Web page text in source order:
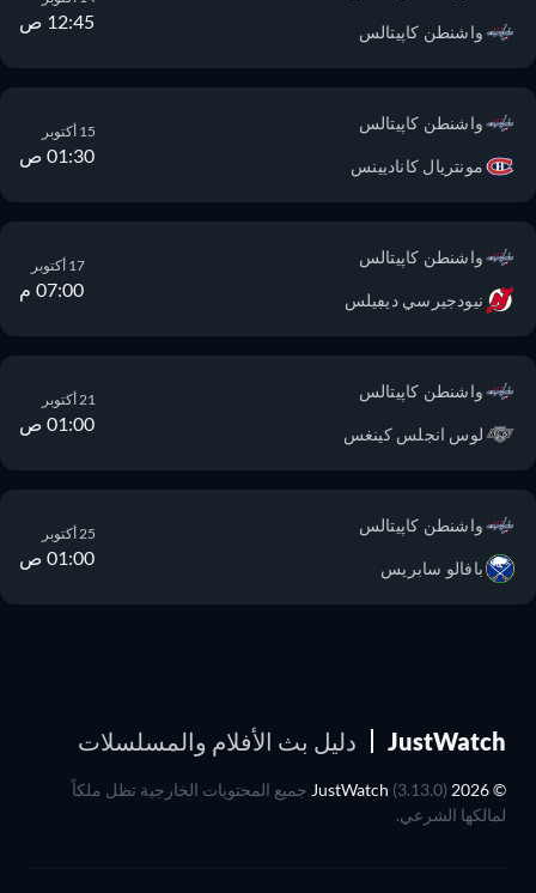
واشنطن كاپيتالس 12:45 ص
واشنطن كاپيتالس
مونتريال كاناديينس 01:30 ص
واشنطن كاپيتالس
نيودجيرسي ديڢيلس 07:00 م
واشنطن كاپيتالس
لوس انجلس كينغس 01:00 ص
واشنطن كاپيتالس
بافالو سابريس 01:00 ص
JustWatch دليل بث الأفلام والمسلسلات
(3.13.0) جميع المحتويات الخارجية تظل ملكاً
لمالكها الشرعي.